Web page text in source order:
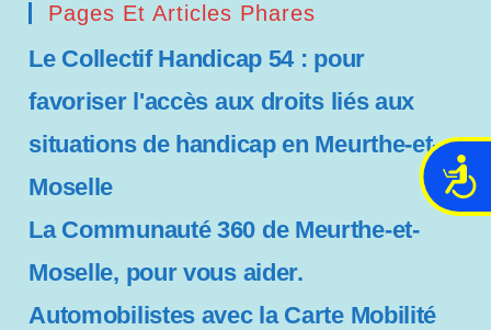
A
Pages Et Articles Phares
Le Collectif Handicap 54 : pour
favoriser l'accès aux droits liés aux
situations de handicap en Meurthe-et-
Moselle
La Communauté 360 de Meurthe-et-
Moselle, pour vous aider.
Automobilistes avec la Carte Mobilité